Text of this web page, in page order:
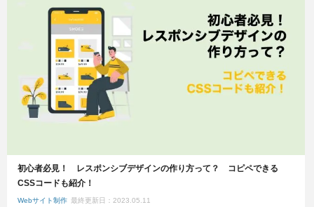
初心者必見！ レスポンシブデザインの作り方って？ コピペできる
CSSコードも紹介！
Webサイト制作 最終更新日：2023.05.11